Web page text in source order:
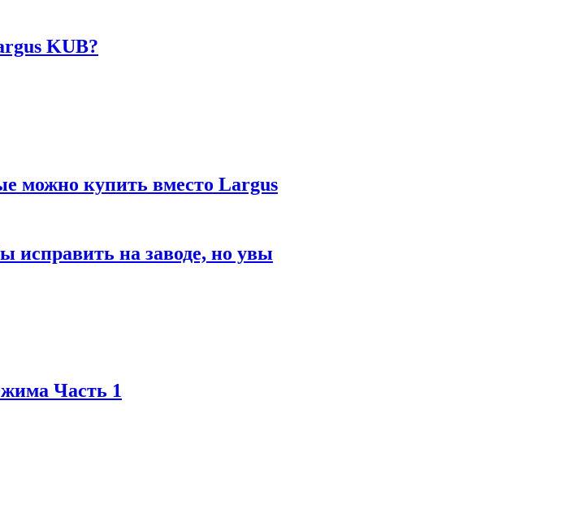
KUB?
можно купить вместо Largus
исправить на заводе, но увы
Часть 1